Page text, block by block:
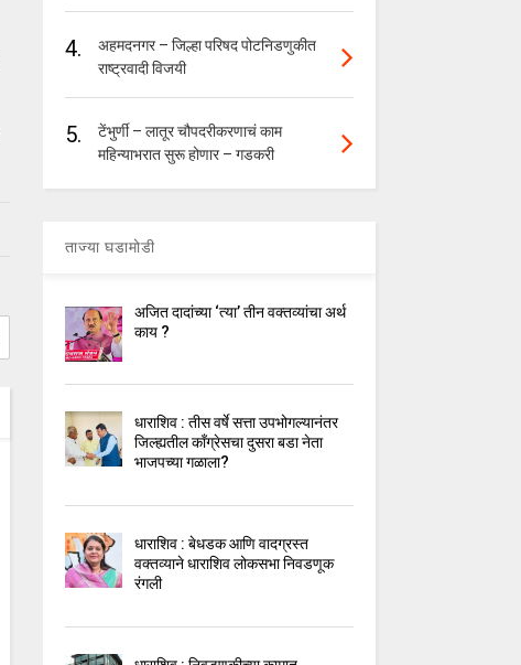
4.
अहमदनगर – जिल्हा परिषद पोटनिडणुकीत
राष्ट्रवादी विजयी
5.
टेंभुर्णी – लातूर चौपदरीकरणाचं काम
महिन्याभरात सुरू होणार – गडकरी
ताज्या घडामोडी
अजित दादांच्या ‘त्या’ तीन वक्तव्यांचा अर्थ
काय ?
धाराशिव : तीस वर्षे सत्ता उपभोगल्यानंतर
जिल्ह्यतील कॉंग्रेसचा दुसरा बडा नेता
भाजपच्या गळाला?
धाराशिव : बेधडक आणि वादग्रस्त
वक्तव्याने धाराशिव लोकसभा निवडणूक
रंगली